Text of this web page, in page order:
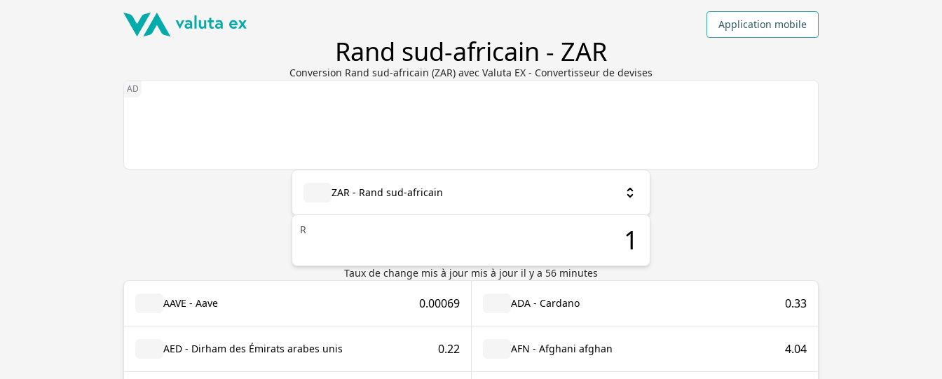
Application mobile
Rand sud-africain - ZAR
Conversion Rand sud-africain (ZAR) avec Valuta EX - Convertisseur de devises
ZAR - Rand sud-africain
R
Taux de change mis à jour mis à jour il y a 56 minutes
AAVE - Aave 0.00069 ADA - Cardano 0.33
AED - Dirham des Émirats arabes unis 0.22 AFN - Afghani afghan 4.04